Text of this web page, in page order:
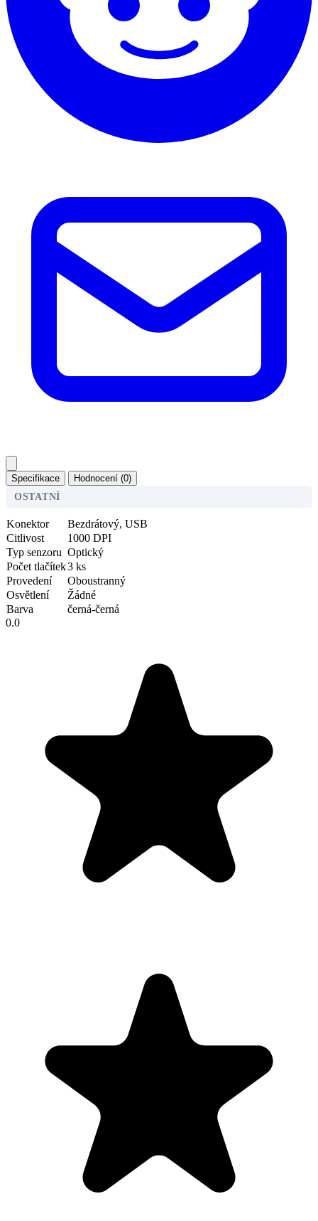
Specifikace
Hodnocení (0)
OSTATNÍ
Konektor
Bezdrátový, USB
Citlivost
1000 DPI
Typ senzoru Optický
Počet tlačítek3 ks
Provedení
Oboustranný
Osvětlení
Žádné
Barva
černá-černá
0.0